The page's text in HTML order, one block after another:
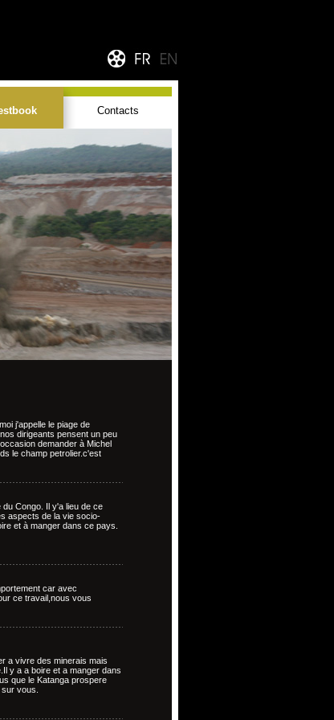
Contacts
j'appelle le piage de
dirigeants pensent un peu
demander à Michel
le champ petrolier.c'est
Congo. Il y'a lieu de ce
aspects de la vie socio-
et à manger dans ce pays.
car avec
ce travail,nous vous
a vivre des minerais mais
y a a boire et a manger dans
que le Katanga prospere
vous.